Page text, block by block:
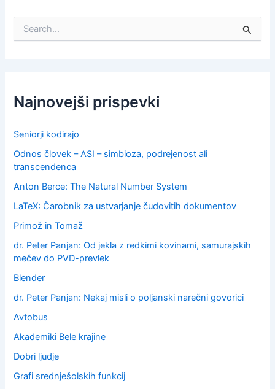
f
o
:
Najnovejši prispevki
Seniorji kodirajo
Odnos človek – ASI – simbioza, podrejenost ali
transcendenca
Anton Berce: The Natural Number System
LaTeX: Čarobnik za ustvarjanje čudovitih dokumentov
Primož in Tomaž
dr. Peter Panjan: Od jekla z redkimi kovinami, samurajskih
mečev do PVD-prevlek
Blender
dr. Peter Panjan: Nekaj misli o poljanski narečni govorici
Avtobus
Akademiki Bele krajine
Dobri ljudje
Grafi srednješolskih funkcij